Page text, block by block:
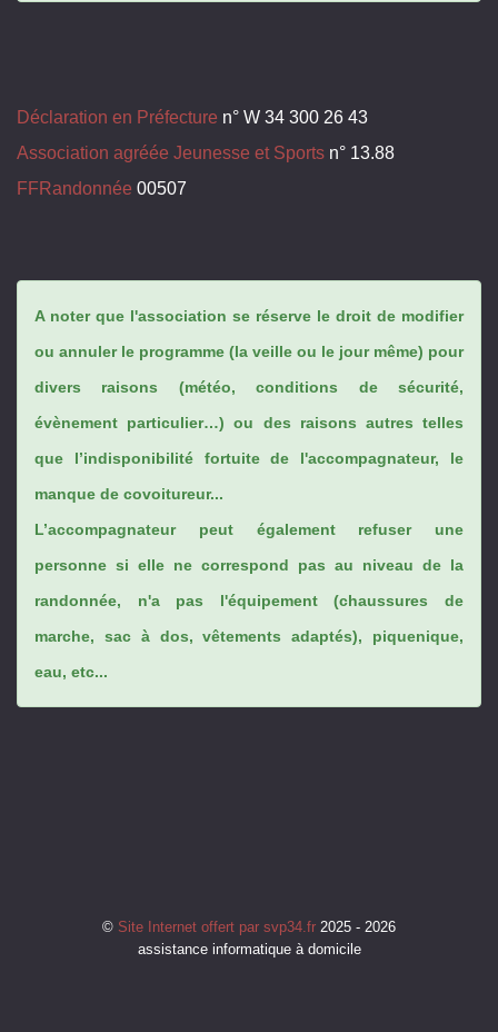
Déclaration en Préfecture n° W 34 300 26 43
Association agréée Jeunesse et Sports n° 13.88
FFRandonnée 00507
A noter que l'association se réserve le droit de modifier
ou annuler le programme (la veille ou le jour même) pour
divers raisons (météo, conditions de sécurité,
évènement particulier…) ou des raisons autres telles
que l’indisponibilité fortuite de l'accompagnateur, le
manque de covoitureur...
L’accompagnateur peut également refuser une
personne si elle ne correspond pas au niveau de la
randonnée, n'a pas l'équipement (chaussures de
marche, sac à dos, vêtements adaptés), piquenique,
eau, etc...
© Site Internet offert par svp34.fr 2025 - 2026
assistance informatique à domicile